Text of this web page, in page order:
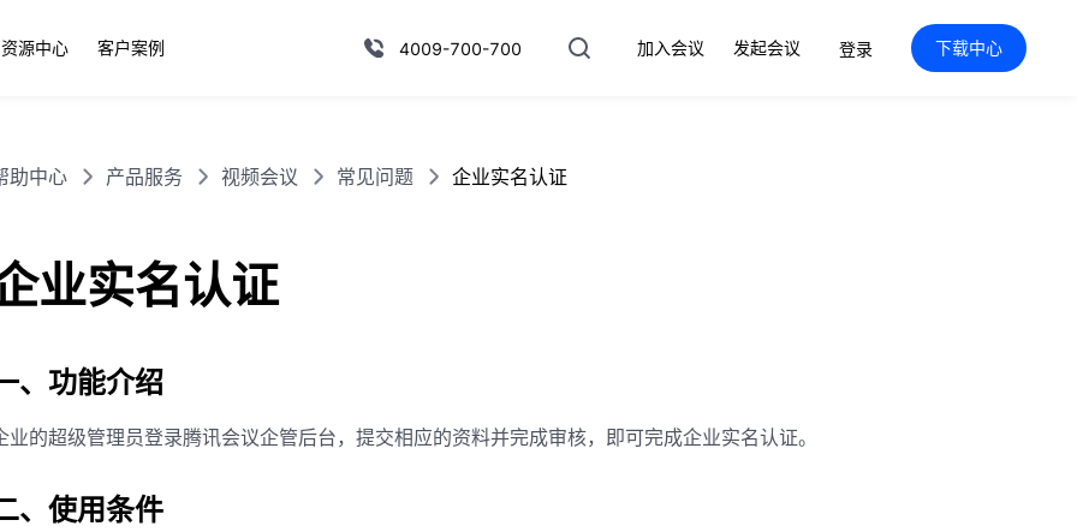
资源中心 客户案例 4009-700-700 加入会议 发起会议 登录 下载中心
助中心 产品服务 视频会议 常见问题 企业实名认证
业实名认证
、功能介绍
业的超级管理员登录腾讯会议企管后台，提交相应的资料并完成审核，即可完成企业实名认证。
、使用条件